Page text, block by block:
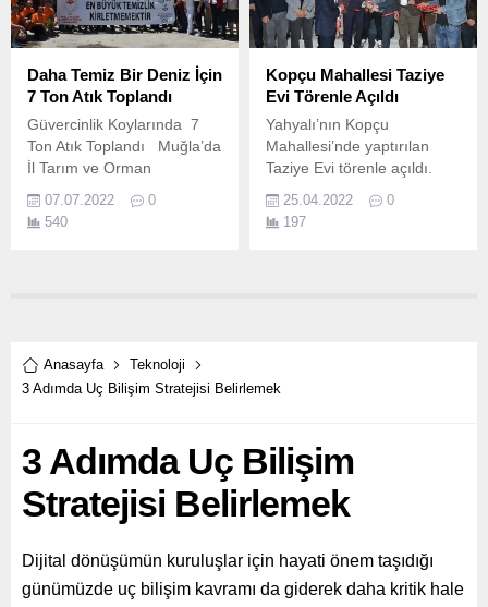
Daha Temiz Bir Deniz İçin
7 Ton Atık Toplandı
Güvercinlik Koylarında 7
Ton Atık Toplandı Muğla’da
İl Tarım ve Orman
“Ölçekte Küçük Değerde
Büyük” parolasıyla kıyı
07.07.2022
0
540
Kopçu Mahallesi Taziye
Evi Törenle Açıldı
Yahyalı’nın Kopçu
Mahallesi’nde yaptırılan
Taziye Evi törenle açıldı.
25.04.2022
0
197
Anasayfa
Teknoloji
3 Adımda Uç Bilişim Stratejisi Belirlemek
3 Adımda Uç Bilişim
Stratejisi Belirlemek
Dijital dönüşümün kuruluşlar için hayati önem taşıdığı
günümüzde uç bilişim kavramı da giderek daha kritik hale